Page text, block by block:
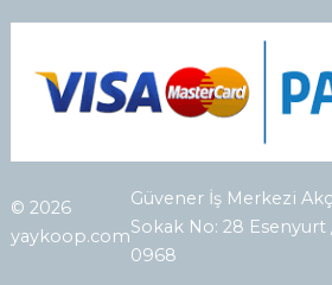
© 2026
yaykoop.com
Güvener İş Merkezi
Sokak No: 28
0968